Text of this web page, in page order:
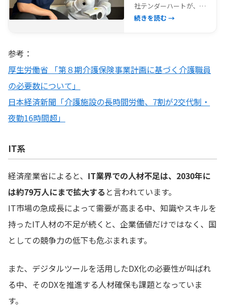
社テンダーハートが、事
務業務の外注により職場
続きを読む →
参考：
厚生労働省 「第８期介護保険事業計画に基づく介護職員
の必要数について」
日本経済新聞「介護施設の長時間労働、7割が2交代制・
夜勤16時間超」
IT系
経済産業省によると、 IT業界での人材不足は、2030年に
は約79万人にまで拡大する と言われています。
IT市場の急成長によって需要が高まる中、知識やスキルを
持ったIT人材の不足が続くと、企業価値だけではなく、国
としての競争力の低下も危ぶまれます。
また、デジタルツールを活用したDX化の必要性が叫ばれ
る中、そのDXを推進する人材確保も課題となっていま
す。